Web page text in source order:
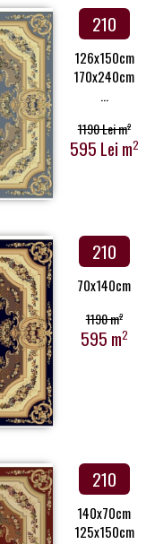
210
126x150cm
170x240cm
...
1190 Lei m2
595 Lei m2
210
70x140cm
1190 m2
595 m2
210
140x70cm
125x150cm